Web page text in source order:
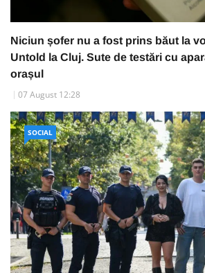
Niciun șofer nu a fost prins băut la
Untold la Cluj. Sute de testări cu
orașul
07 August 12:28
SOCIAL